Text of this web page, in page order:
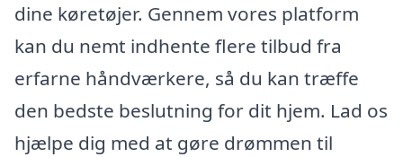
dine køretøjer. Gennem vores platform
kan du nemt indhente flere tilbud fra
erfarne håndværkere, så du kan træffe
den bedste beslutning for dit hjem. Lad os
hjælpe dig med at gøre drømmen til